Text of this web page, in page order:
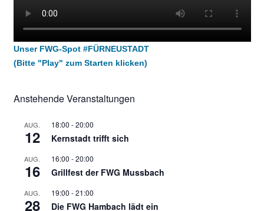
Unser FWG-Spot #FÜRNEUSTADT
(Bitte "Play" zum Starten klicken)
Anstehende Veranstaltungen
AUG.
12
18:00 -20:00
Kernstadt trifft sich
AUG.
16
16:00 -20:00
Grillfest der FWG Mussbach
AUG.
28
19:00 -21:00
Die FWG Hambach lädt ein